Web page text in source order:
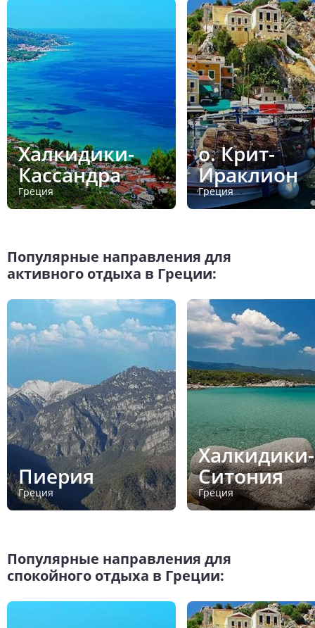
Халкидики-
Кассандра
Греция
о. Крит-
Ираклион
Греция
Популярные направления для
активного отдыха в Греции:
Пиерия
Греция
Халкидики-
Ситония
Греция
Популярные направления для
спокойного отдыха в Греции: